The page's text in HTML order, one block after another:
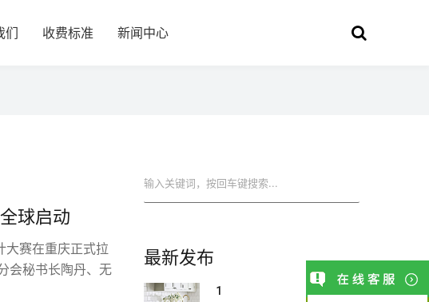
们 收费标准 新闻中心
球启动
赛在重庆正式拉
会秘书长陶丹、无
最新发布
1